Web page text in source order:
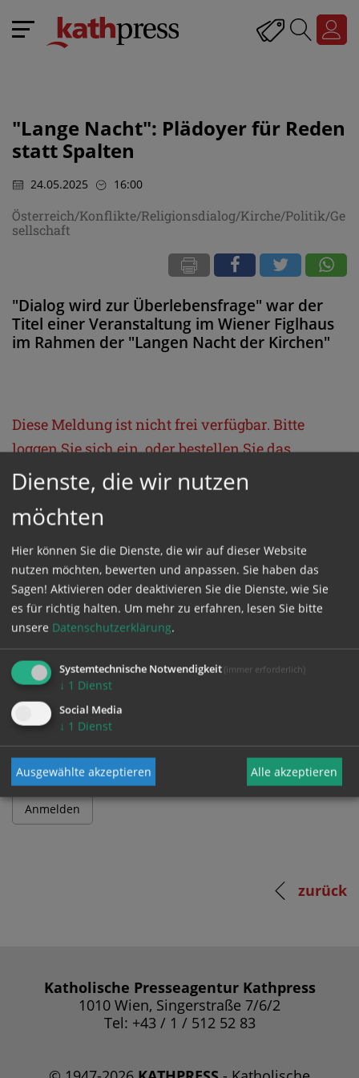
"Lange Nacht": Plädoyer für Reden
statt Spalten
24.05.2025 16:00
Österreich/Konflikte/Religionsdialog/Kirche/Politik/Ge
sellschaft
"Dialog wird zur Überlebensfrage" war der
Titel einer Veranstaltung im Wiener Figlhaus
im Rahmen der "Langen Nacht der Kirchen"
Diese Meldung ist nicht frei verfügbar. Bitte
loggen Sie sich ein, oder bestellen Sie das
Produkt
Kathpress_online
GESCHÜTZTER BEREICH
Bitte melden Sie sich mit Ihrem Benutzernamen
und Passwort an.
Benutzername
Passwort
zurück
Katholische Presseagentur Kathpress
1010 Wien, Singerstraße 7/6/2
Tel: +43 / 1 / 512 52 83
Dienste, die wir nutzen
möchten
Hier können Sie die Dienste, die wir auf dieser Website
nutzen möchten, bewerten und anpassen. Sie haben das
Sagen! Aktivieren oder deaktivieren Sie die Dienste, wie Sie
es für richtig halten. Um mehr zu erfahren, lesen Sie bitte
unsere Datenschutzerklärung.
Systemtechnische Notwendigkeit (immer erforderlich)
↓ 1 Dienst
Social Media
↓ 1 Dienst
Ausgewählte akzeptieren Alle akzeptieren